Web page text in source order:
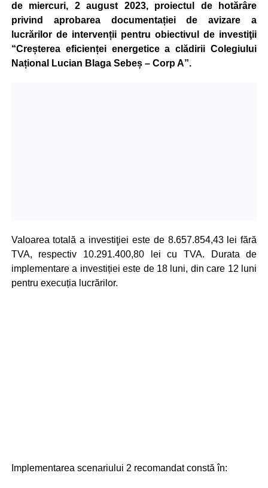
de miercuri, 2 august 2023, proiectul de hotărâre
privind aprobarea documentației de avizare a
lucrărilor de intervenții pentru obiectivul de investiţii
“Creșterea eficienței energetice a clădirii Colegiului
Național Lucian Blaga Sebeș – Corp A”.
Valoarea totală a investiţiei este de 8.657.854,43 lei fără
TVA, respectiv 10.291.400,80 lei cu TVA. Durata de
implementare a investiției este de 18 luni, din care 12 luni
pentru execuția lucrărilor.
Implementarea scenariului 2 recomandat constă în: